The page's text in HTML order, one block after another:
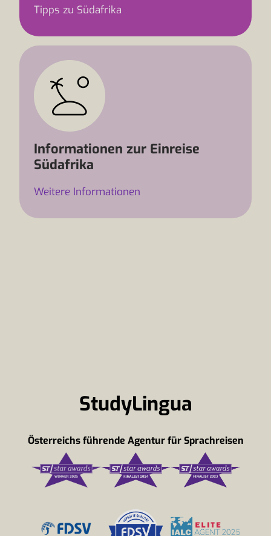
Tipps zu Südafrika
Informationen zur Einreise
Südafrika
Weitere Informationen
StudyLingua
Österreichs führende Agentur für Sprachreisen